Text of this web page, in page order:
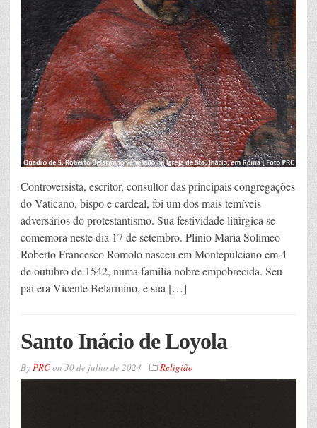
Controversista, escritor, consultor das principais congregações
do Vaticano, bispo e cardeal, foi um dos mais temíveis
adversários do protestantismo. Sua festividade litúrgica se
comemora neste dia 17 de setembro. Plinio Maria Solimeo
Roberto Francesco Romolo nasceu em Montepulciano em 4
de outubro de 1542, numa família nobre empobrecida. Seu
pai era Vicente Belarmino, e sua […]
Santo Inácio de Loyola
ByPRCon 30 de julho de 2024 Religião